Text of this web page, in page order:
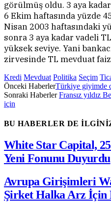
görülmüş oldu. 3 aya
6 Ekim haftasında yüzde
Nisan 2003 haftasındaki
sonra 3 aya kadar vadeli
yüksek seviye. Yani
zirvesinde TL mevduat
Kredi Mevduat Politika Seçim
Önceki HaberlerTürkiye giyimde
Sonraki HaberlerFransız yıldız
için
BU HABERLER DE
White Star Capital,
Yeni Fonunu Duyurdu
Avrupa Girişimleri
Şirket Halka Arz İçin